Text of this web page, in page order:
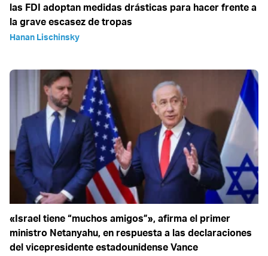
las FDI adoptan medidas drásticas para hacer frente a
la grave escasez de tropas
Hanan Lischinsky
«Israel tiene “muchos amigos”», afirma el primer
ministro Netanyahu, en respuesta a las declaraciones
del vicepresidente estadounidense Vance